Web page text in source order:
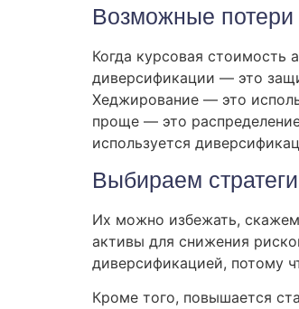
Возможные потери
Когда курсовая стоимость
диверсификации — это
Хеджирование — это
проще — это
используется
Выбираем
Их можно избежать,
активы для снижения
диверсификацией, потому
Кроме того, повышается